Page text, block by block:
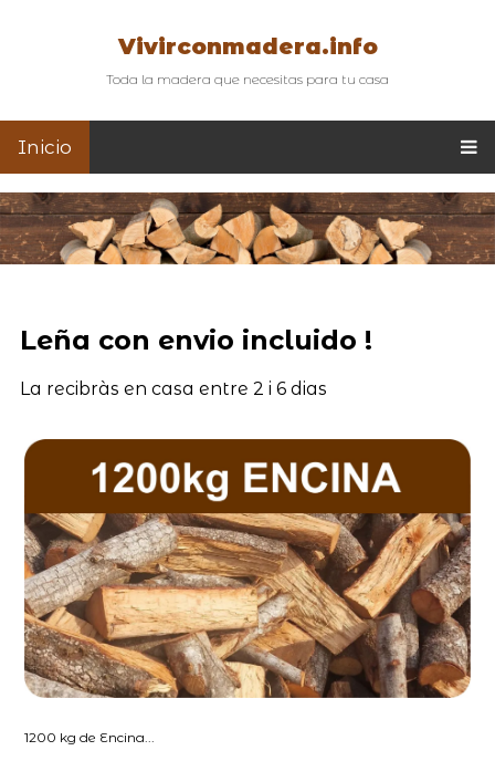
Vivirconmadera.info
Toda la madera que necesitas para tu casa
Inicio
Leña con envio incluido !
La recibràs en casa entre 2 i 6 dias
1200 kg de Encina...